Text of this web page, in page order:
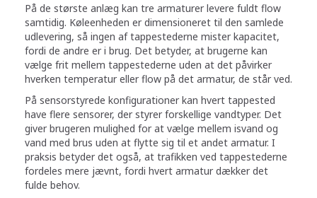
På de største anlæg kan tre armaturer levere fuldt flow
samtidig. Køleenheden er dimensioneret til den samlede
udlevering, så ingen af tappestederne mister kapacitet,
fordi de andre er i brug. Det betyder, at brugerne kan
vælge frit mellem tappestederne uden at det påvirker
hverken temperatur eller flow på det armatur, de står ved.
På sensorstyrede konfigurationer kan hvert tappested
have flere sensorer, der styrer forskellige vandtyper. Det
giver brugeren mulighed for at vælge mellem isvand og
vand med brus uden at flytte sig til et andet armatur. I
praksis betyder det også, at trafikken ved tappestederne
fordeles mere jævnt, fordi hvert armatur dækker det
fulde behov.